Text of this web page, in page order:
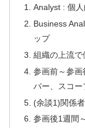
Analyst : 個
Business
ップ
組織の上流
参画前～参
バー、スコー
(余談1)関係
参画後1週間